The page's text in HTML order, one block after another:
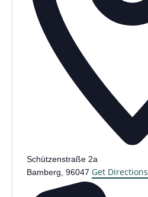
Schützenstraße 2a
Bamberg, 96047 Get Directions